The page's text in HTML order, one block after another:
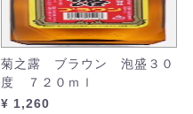
菊之露 ブラウン 泡盛３０
度 ７２０ｍｌ
¥ 1,260